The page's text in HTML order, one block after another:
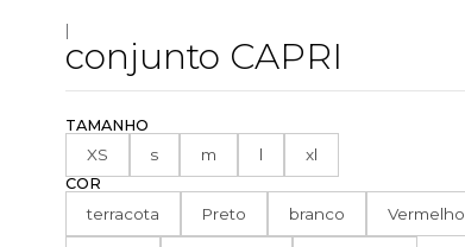
conjunto CAPRI
TAMANHO
XS s m l xl
COR
terracota Preto branco Vermelho